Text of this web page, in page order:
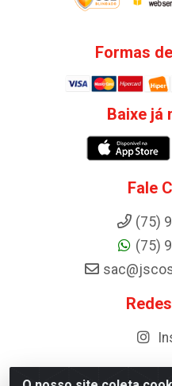
Formas
Baixe já
Fale
(75)
(75)